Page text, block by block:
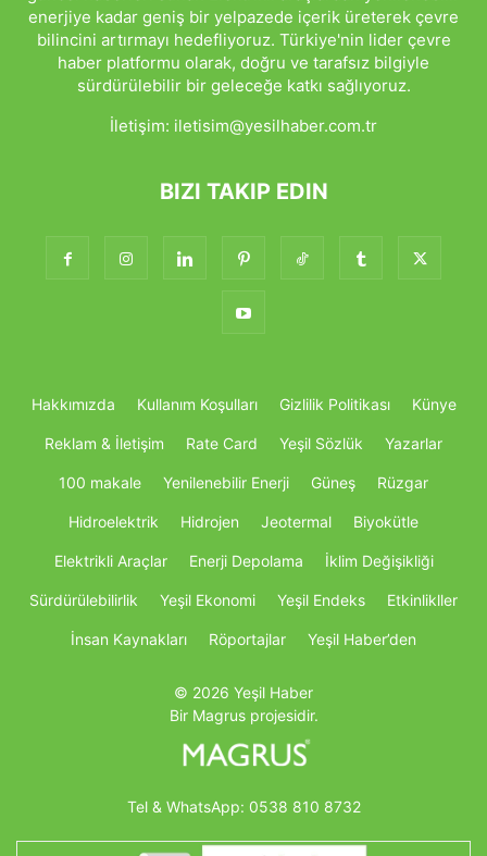
enerjiye kadar geniş bir yelpazede içerik üreterek çevre
bilincini artırmayı hedefliyoruz. Türkiye'nin lider çevre
haber platformu olarak, doğru ve tarafsız bilgiyle
sürdürülebilir bir geleceğe katkı sağlıyoruz.
İletişim: iletisim@yesilhaber.com.tr
BIZI TAKIP EDIN
Hakkımızda Kullanım Koşulları Gizlilik Politikası Künye
Reklam & İletişim Rate Card Yeşil Sözlük Yazarlar
100 makale Yenilenebilir Enerji Güneş Rüzgar
Hidroelektrik Hidrojen Jeotermal Biyokütle
Elektrikli Araçlar Enerji Depolama İklim Değişikliği
Sürdürülebilirlik Yeşil Ekonomi Yeşil Endeks Etkinlikller
İnsan Kaynakları Röportajlar Yeşil Haber’den
© 2026 Yeşil Haber
Bir Magrus projesidir.
Tel & WhatsApp: 0538 810 8732